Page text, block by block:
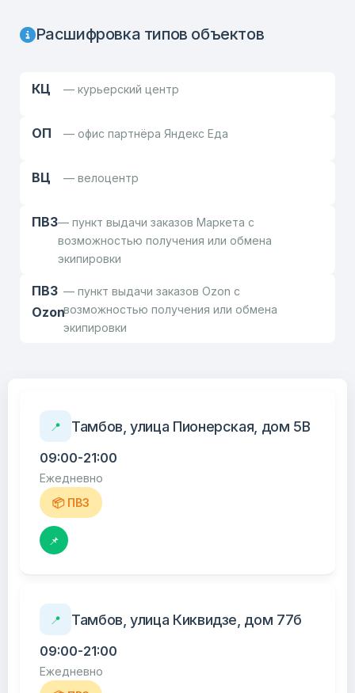
Расшифровка типов объектов
КЦ — курьерский центр
ОП — офис партнёра Яндекс Еда
ВЦ — велоцентр
ПВЗ— пункт выдачи заказов Маркета с
возможностью получения или обмена
экипировки
ПВЗ
Ozon
— пункт выдачи заказов Ozon с
возможностью получения или обмена
экипировки
📍 Тамбов, улица Пионерская, дом 5В
09:00-21:00
Ежедневно
📦 ПВЗ
📌
📍 Тамбов, улица Киквидзе, дом 77б
09:00-21:00
Ежедневно